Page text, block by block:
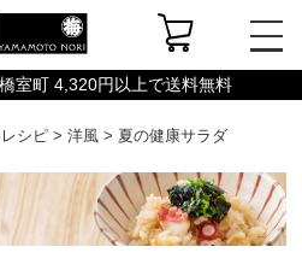
室町 4,320円以上で送料無料
シピ >洋風 > 夏の健康サラダ